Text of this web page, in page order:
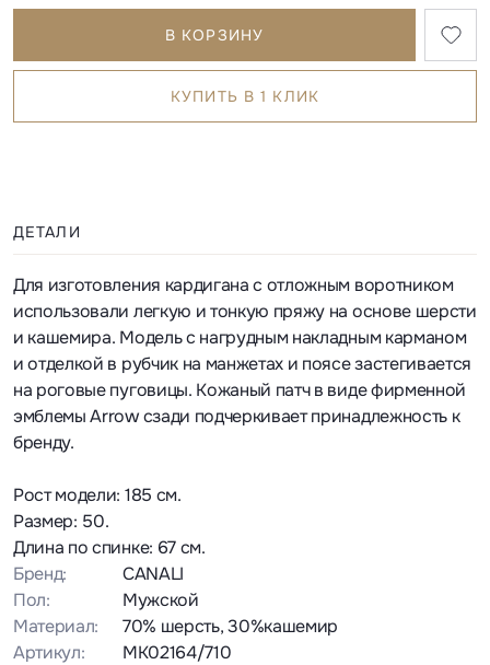
В КОРЗИНУ
КУПИТЬ В 1 КЛИК
ДЕТАЛИ
Для изготовления кардигана с отложным воротником
использовали легкую и тонкую пряжу на основе шерсти
и кашемира. Модель с нагрудным накладным карманом
и отделкой в рубчик на манжетах и поясе застегивается
на роговые пуговицы. Кожаный патч в виде фирменной
эмблемы Arrow сзади подчеркивает принадлежность к
бренду.
Рост модели: 185 см.
Размер: 50.
Длина по спинке: 67 см.
Бренд:
CANALI
Пол:
Мужской
Материал:
70% шерсть, 30%кашемир
Артикул:
MK02164/710